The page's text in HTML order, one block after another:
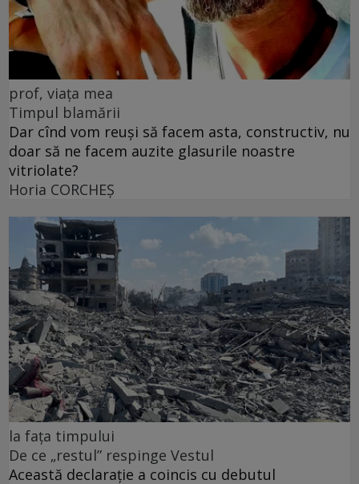
prof, viața mea
Timpul blamării
Dar cînd vom reuși să facem asta, constructiv, nu
doar să ne facem auzite glasurile noastre
vitriolate?
Horia CORCHEŞ
la fața timpului
De ce „restul” respinge Vestul
Această declarație a coincis cu debutul